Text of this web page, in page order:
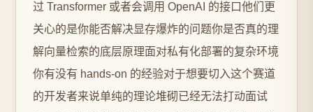
过 Transformer 或者会调用 OpenAI 的接口他们更
关心的是你能否解决显存爆炸的问题你是否真的理
解向量检索的底层原理面对私有化部署的复杂环境
你有没有 hands-on 的经验对于想要切入这个赛道
的开发者来说单纯的理论堆砌已经无法打动面试